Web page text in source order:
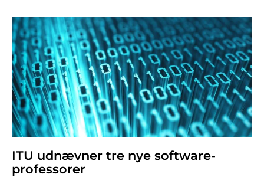
ITU udnævner tre nye software-
professorer